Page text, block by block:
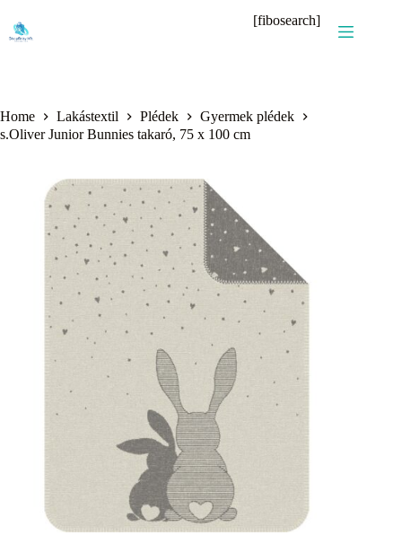
content
[fibosearch]
Home Lakástextil Plédek
Gyermek plédek
s.Oliver Junior Bunnies takaró, 75 x 100 cm